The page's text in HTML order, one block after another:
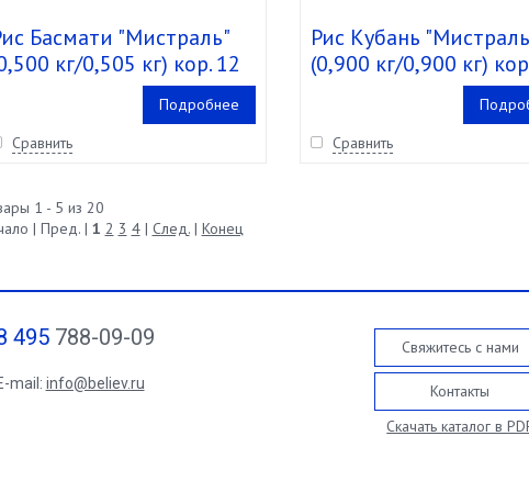
Басмати "Мистраль"
кг/0,505 кг) кор. 12
Подробнее
Сравнить
Рис Кубань
(0,900 кг/0,900 кг)
Сравнить
1 - 5 из 20
| Пред. | 1 2 3 4| След.| Конец
495788-09-09
mail: info@believ.ru
Свяжитесь с нами
Контакты
Скачать каталог в